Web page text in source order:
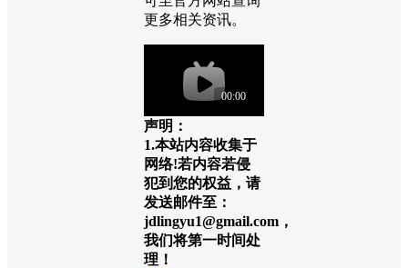
更多相关资讯。
声明：
1.本站内容收集于
网络!若内容若侵
犯到您的权益，请
发送邮件至：
jdlingyu1@gmail.com，
我们将第一时间处
理！